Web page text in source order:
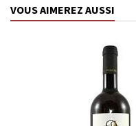
VOUS AIMEREZ AUSSI